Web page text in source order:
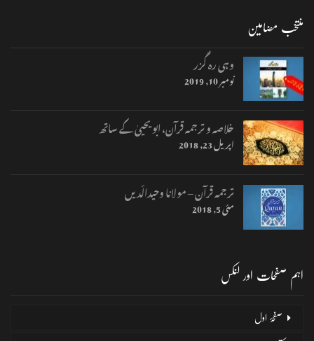
منتخب مضامین
وہی رہ گزر
نومبر 10, 2019
خلاصہ و ترجمہ قرآن، ابو یحییٰ کے ساتھ
اپریل 23, 2018
ترجمہ قرآن – مولانا وحیدالّدیں
مئی 5, 2018
اہم صفحات اور لنکس
صفحۂ اول